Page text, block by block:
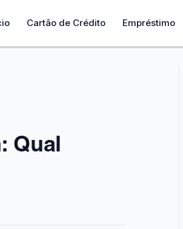
Cartão de Crédito Empréstimo
Qual